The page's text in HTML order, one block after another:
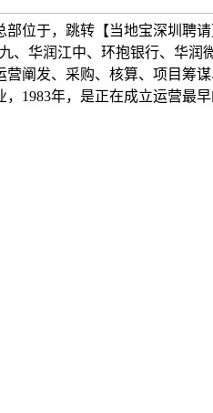
位于，跳转【当地宝深圳聘
华润江中、环抱银行、华润
阐发、采购、核算、项目筹
1983年，是正在成立运营最